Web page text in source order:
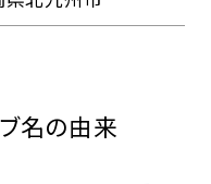
名の由来